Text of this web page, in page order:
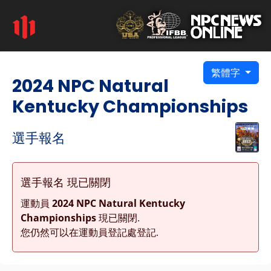
繁體字
2024 NPC Natural
Kentucky Championships
選手報名
選手報名 現已關閉
運動員 2024 NPC Natural Kentucky
Championships現已關閉.
您仍然可以在運動員登記處登記.